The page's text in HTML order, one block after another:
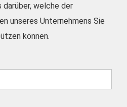
darüber, welche der
unseres Unternehmens Sie
können.